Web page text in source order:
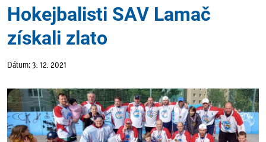
Hokejbalisti SAV Lamač
získali zlato
Dátum: 3. 12. 2021